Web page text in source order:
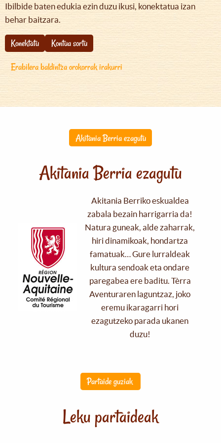
Ibilbide baten edukia ezin duzu ikusi, konektatua izan
behar baitzara.
Konektatu
Kontua sortu
Erabilera baldintza orokorrak irakurri
Akitania Berria ezagutu
Akitania Berria ezagutu
Akitania Berriko eskualdea
zabala bezain harrigarria da!
Natura guneak, alde zaharrak,
hiri dinamikoak, hondartza
famatuak… Gure lurraldeak
kultura sendoak eta ondare
paregabea ere baditu. Tèrra
Aventuraren laguntzaz, joko
eremu ikaragarri hori
ezagutzeko parada ukanen
duzu!
Partaide guziak
Leku partaideak